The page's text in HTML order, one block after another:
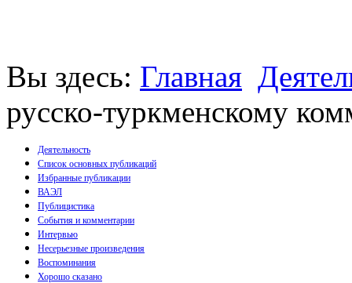
Вы здесь: Главная
русско-туркменскому
Деятельность
Список основных публикаций
Монографии
Брошюры
Статьи
Избранные публикации
ВАЭЛ
Публицистика
События и комментарии
Интервью
Несерьезные произведения
Воспоминания
Хорошо сказано